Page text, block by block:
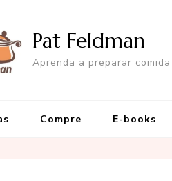
Pat Feldman
Aprenda a preparar
Compre E-books